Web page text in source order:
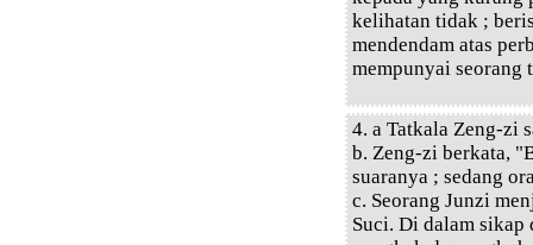
kelihatan tidak ;
mendendam atas
mempunyai seorang
4. a Tatkala Zeng-zi
b. Zeng-zi berkata,
suaranya ; sedang
c. Seorang Junzi
Suci. Di dalam sikap